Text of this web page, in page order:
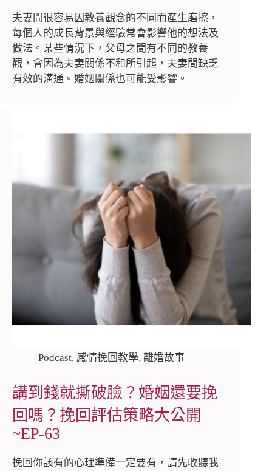
夫妻間很容易因教養觀念的不同而產生磨擦，
每個人的成長背景與經驗常會影響他的想法及
做法。某些情況下，父母之間有不同的教養
觀，會因為夫妻關係不和所引起，夫妻間缺乏
有效的溝通。婚姻關係也可能受影響。
Podcast, 感情挽回教學, 離婚故事
講到錢就撕破臉？婚姻還要挽
回嗎？挽回評估策略大公開
~EP-63
挽回你該有的心理準備一定要有，請先收聽我